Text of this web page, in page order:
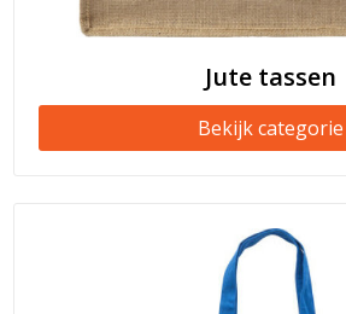
Jute tassen
Bekijk categorie